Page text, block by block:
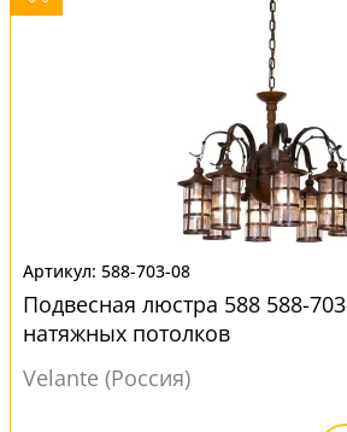
588-703-08
Подвесная люстра 588 588-
натяжных потолков
Velante (Россия)